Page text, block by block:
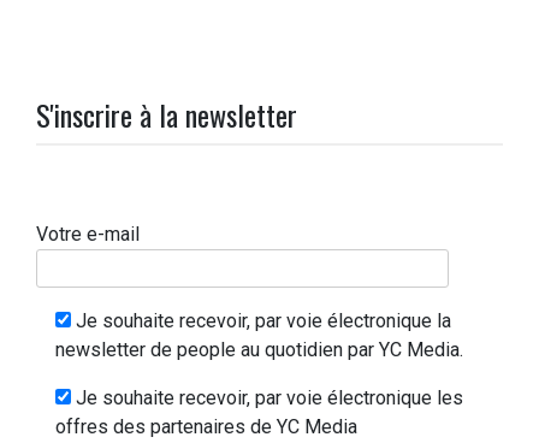
S'inscrire à la newsletter
Votre e-mail
Je souhaite recevoir, par voie électronique la
newsletter de people au quotidien par YC Media.
Je souhaite recevoir, par voie électronique les
offres des partenaires de YC Media